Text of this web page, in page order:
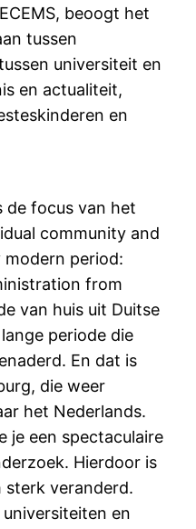
beoogt het
tussen
universiteit en
en actualiteit,
en
de focus van het
community and
period:
from
van huis uit Duitse
periode die
En dat is
die weer
het Nederlands.
je een spectaculaire
Hierdoor is
sterk veranderd.
en